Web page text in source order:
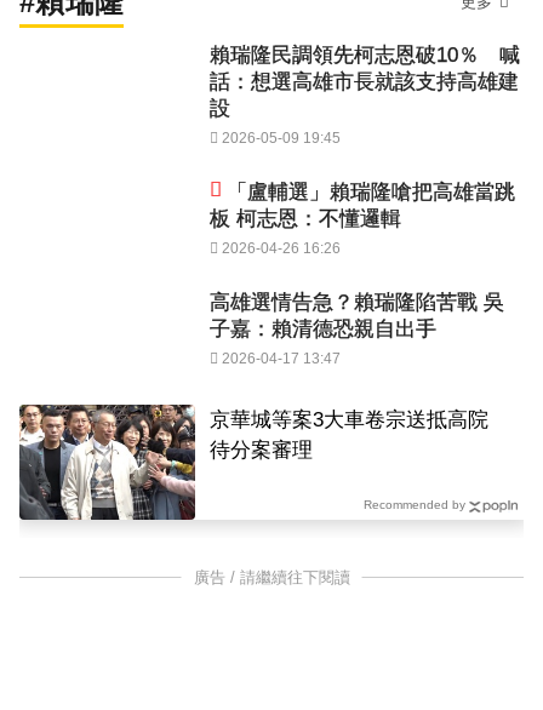
賴瑞隆民調領先柯志恩破10％ 喊
話：想選高雄市長就該支持高雄建
設
2026-05-09 19:45
「盧輔選」賴瑞隆嗆把高雄當跳
板 柯志恩：不懂邏輯
2026-04-26 16:26
高雄選情告急？賴瑞隆陷苦戰 吳
子嘉：賴清德恐親自出手
2026-04-17 13:47
京華城等案3大車卷宗送抵高院
待分案審理
Recommended by
廣告 / 請繼續往下閱讀